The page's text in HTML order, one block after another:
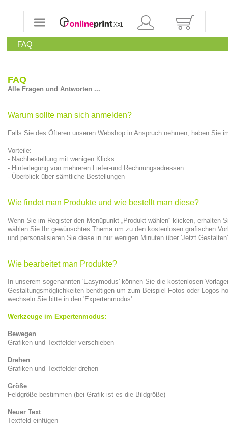
FAQ
FAQ
Alle Fragen und Antworten ...
Warum sollte man sich anmelden?
Falls Sie des Öfteren unseren Webshop in Anspruch nehmen, haben Sie
Vorteile:
- Nachbestellung mit wenigen Klicks
- Hinterlegung von mehreren Liefer-und Rechnungsadressen
- Überblick über sämtliche Bestellungen
Wie findet man Produkte und wie bestellt man diese?
Wenn Sie im Register den Menüpunkt „Produkt wählen“ klicken,
wählen Sie Ihr gewünschtes Thema um zu den kostenlosen grafischen
und personalisieren Sie diese in nur wenigen Minuten über 'Jetzt
Wie bearbeitet man Produkte?
In unserem sogenannten 'Easymodus' können Sie die kostenlosen
Gestaltungsmöglichkeiten benötigen um zum Beispiel Fotos oder Logos
wechseln Sie bitte in den 'Expertenmodus'.
Werkzeuge im Expertenmodus:
Bewegen
Grafiken und Textfelder verschieben
Drehen
Grafiken und Textfelder drehen
Größe
Feldgröße bestimmen (bei Grafik ist es die Bildgröße)
Neuer Text
Textfeld einfügen